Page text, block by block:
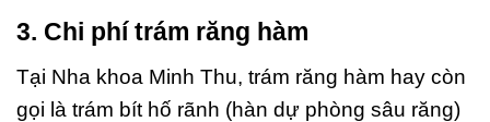
3. Chi phí trám răng hàm
Tại Nha khoa Minh Thu, trám răng hàm hay còn
gọi là trám bít hố rãnh (hàn dự phòng sâu răng)